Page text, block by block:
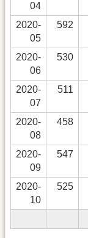
04
2020-
05
592
2020-
06
530
2020-
07
511
2020-
08
458
2020-
09
547
2020-
10
525